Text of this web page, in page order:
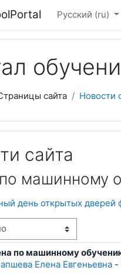
Русский ‎(ru)‎
сайта Новости
сайта
машинному
день открытых дверей
по машинному
Елена Евгеньевна -
ответов: 0